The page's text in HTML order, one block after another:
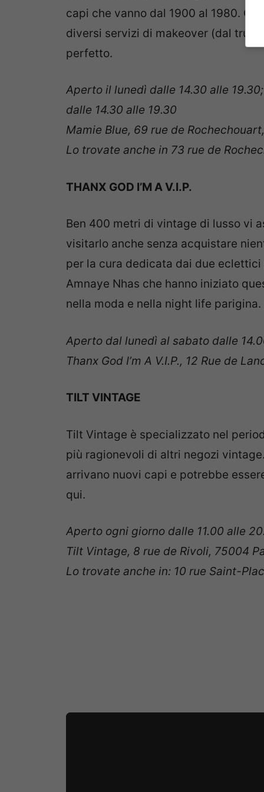
capi che vanno dal 1900 al 1980.
diversi servizi di makeover (dal
perfetto.
Aperto il lunedì dalle 14.30 alle
dalle 14.30 alle 19.30
Mamie Blue, 69 rue de
Lo trovate anche in 73 rue de
THANX GOD I’M A V.I.P.
Ben 400 metri di vintage di lusso vi
visitarlo anche senza acquistare
per la cura dedicata dai due
Amnaye Nhas che hanno iniziato
nella moda e nella night life parigina.
Aperto dal lunedì al sabato dalle
Thanx God I’m A V.I.P., 12 Rue de
TILT VINTAGE
Tilt Vintage è specializzato nel
più ragionevoli di altri negozi
arrivano nuovi capi e potrebbe
qui.
Aperto ogni giorno dalle 11.00 alle
Tilt Vintage, 8 rue de Rivoli, 75004
Lo trovate anche in: 10 rue Saint-